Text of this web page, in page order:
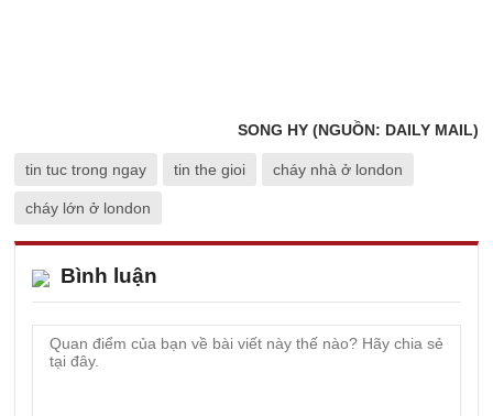
SONG HY (NGUỒN: DAILY MAIL)
tin tuc trong ngay tin the gioi cháy nhà ở london
cháy lớn ở london
Bình luận